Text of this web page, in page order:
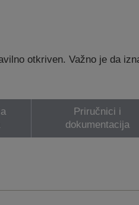
otkriven. Važno je da
Priručnici i
dokumentacija